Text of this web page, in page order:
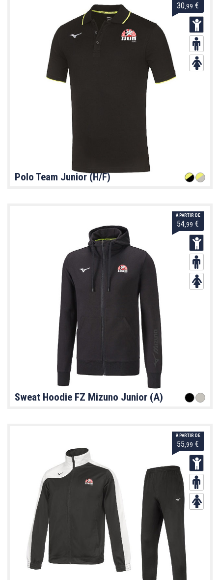
30 ,99 €
Polo Team Junior (H/F)
À PARTIR DE
54,99 €
Sweat Hoodie FZ Mizuno Junior (A)
À PARTIR DE
55 ,99 €